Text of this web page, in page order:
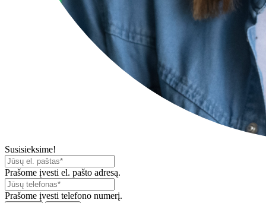
Susisieksime!
Prašome įvesti el. pašto adresą.
Prašome įvesti telefono numerį.